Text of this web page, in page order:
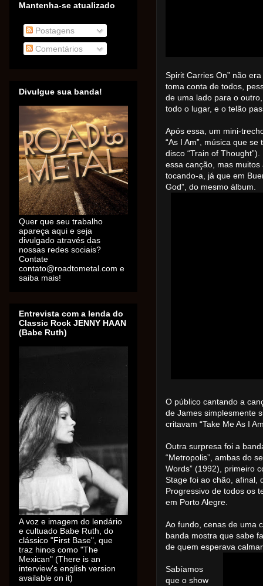
Spirit Carries On” não
toma conta de todos,
de uma lado para o
todo o lugar, e o telão
Após essa, um mini-
“As I Am”, música que
disco “Train of
essa canção, mas
tocando-a, já que em
God”, do mesmo álbum.
O público cantando a
de James simplesmente
critavam “Take Me As I
Outra surpresa foi a
“Metropolis”, ambas do
Words” (1992), primeiro
Stage foi ao chão, afinal,
Progressivo de todos os
em Porto Alegre.
Ao fundo, cenas de uma
banda mostra que sabe
de quem esperava
Sabíamos
que o show
Mantenha-se atualizado
Postagens
Comentários
Divulgue sua banda!
Quer que seu trabalho
apareça aqui e seja
divulgado através das
nossas redes sociais?
Contate
contato@roadtometal.com e
saiba mais!
Entrevista com a lenda do
Classic Rock JENNY HAAN
(Babe Ruth)
A voz e imagem do lendário
e cultuado Babe Ruth, do
clássico "First Base", que
traz hinos como "The
Mexican" (There is an
interview's english version
available on it)